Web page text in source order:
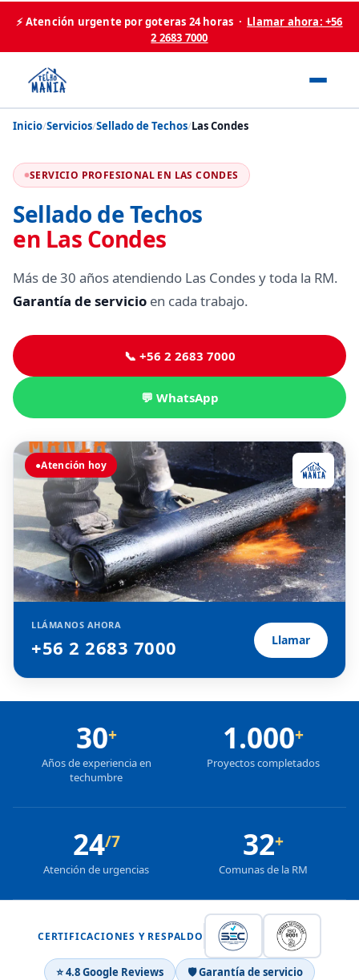
⚡ Atención urgente por goteras 24 horas · Llamar ahora: +56
2 2683 7000
Inicio/Servicios/Sellado de Techos/Las Condes
SERVICIO PROFESIONAL EN LAS CONDES
Sellado de Techos
en Las Condes
Más de 30 años atendiendo Las Condes y toda la RM.
Garantía de servicio en cada trabajo.
📞 +56 2 2683 7000
💬 WhatsApp
●Atención hoy
LLÁMANOS AHORA
+56 2 2683 7000 Llamar
30+
Años de experiencia en
techumbre
1.000+
Proyectos completados
24/7
Atención de urgencias
32+
Comunas de la RM
CERTIFICACIONES Y RESPALDO
⭐ 4.8 Google Reviews 🛡 Garantía de servicio